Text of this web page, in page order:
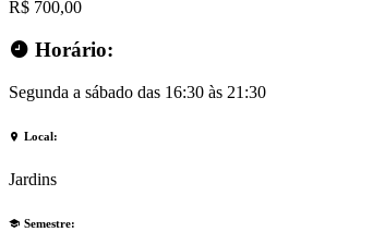
R$ 700,00
Horário:
Segunda a sábado das 16:30 às 21:30
Local:
Jardins
Semestre: